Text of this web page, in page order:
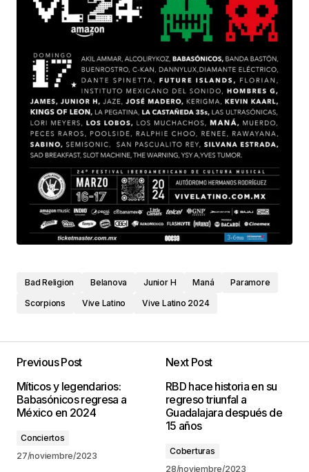
Bad Religion Belanova Junior H Maná
Paramore
Scorpions
Vive Latino Vive Latino 2024
Previous Post
Míticos y legendarios:
Babasónicos regresa a
México en 2024
Conciertos
27/noviembre/2023
Next Post
RBD hace historia en su
regreso triunfal a
Guadalajara después de
15 años
Coberturas
28/noviembre/2023